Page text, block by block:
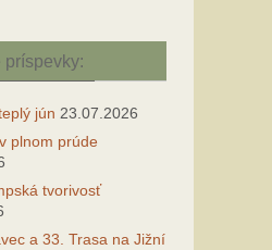
príspevky:
jún 23.07.2026
plnom prúde
tvorivosť
a 33. Trasa na Jižní